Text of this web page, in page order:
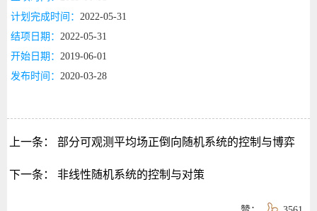
计划完成时间： 2022-05-31
结项日期： 2022-05-31
开始日期： 2019-06-01
发布时间： 2020-03-28
上一条： 部分可观测平均场正倒向随机系统的控制与博弈
下一条： 非线性随机系统的控制与对策